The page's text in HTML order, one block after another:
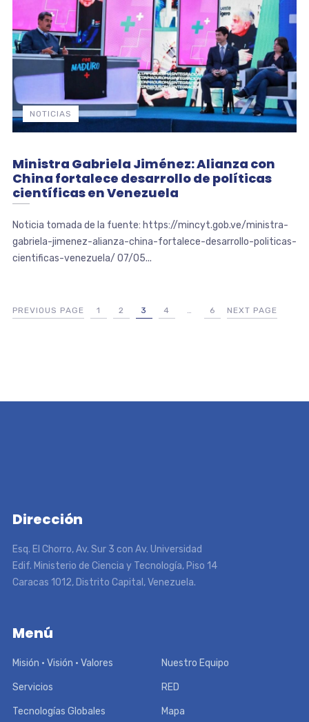
NOTICIAS
Ministra Gabriela Jiménez: Alianza con
China fortalece desarrollo de políticas
científicas en Venezuela
Noticia tomada de la fuente: https://mincyt.gob.ve/ministra-
gabriela-jimenez-alianza-china-fortalece-desarrollo-politicas-
cientificas-venezuela/ 07/05...
PREVIOUS PAGE 1 2 3 4 … 6 NEXT PAGE
Dirección
Esq. El Chorro, Av. Sur 3 con Av. Universidad
Edif. Ministerio de Ciencia y Tecnología, Piso 14
Caracas 1012, Distrito Capital, Venezuela.
Menú
Misión • Visión • Valores Nuestro Equipo
Servicios RED
Tecnologías Globales Mapa